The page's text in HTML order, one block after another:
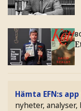
Hämta EFN:s
nyheter,